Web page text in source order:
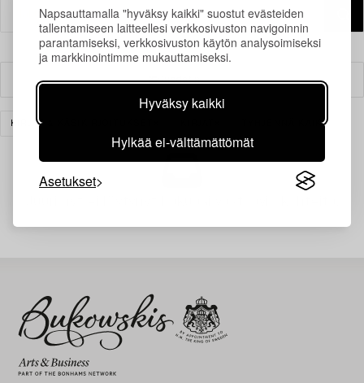
Napsauttamalla "hyväksy kaikki" suostut evästeiden
tallentamiseen laitteellesi verkkosivuston navigoinnin
parantamiseksi, verkkosivuston käytön analysoimiseksi
ja markkinointimme mukauttamiseksi.
Hyväksy kaikki
Hylkää ei-välttämättömät
Asetukset
Suodatin
KIRJAT & KÄSIKIRJOITUKSET TYHJENNÄ KAIKKI